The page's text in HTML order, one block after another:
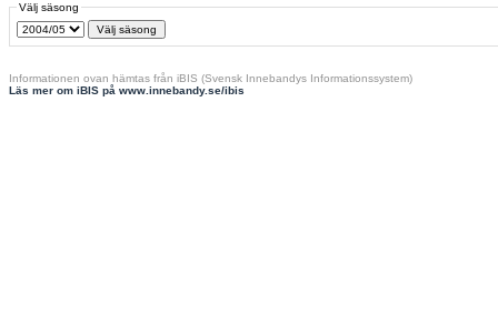
Välj säsong
Informationen ovan hämtas från iBIS (Svensk Innebandys Informationssystem)
Läs mer om iBIS på www.innebandy.se/ibis